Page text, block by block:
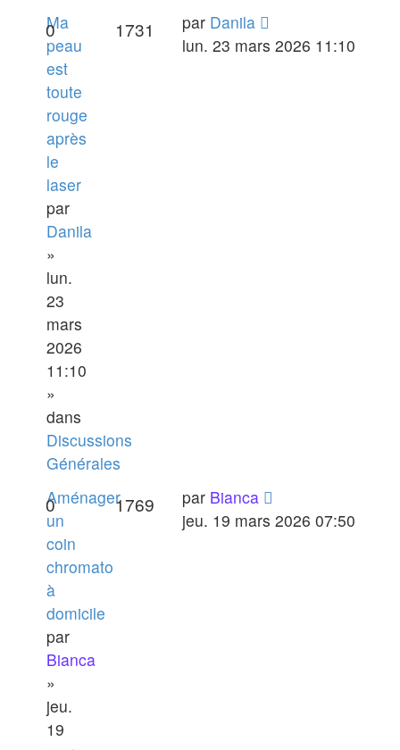
Ma
peau
est
toute
rouge
après
le
laser
par
Danila
»
lun.
23
mars
2026
11:10
»
dans
Discussions
Générales
0 1731 par Danila
lun. 23 mars 2026 11:10
Aménager
un
coin
chromato
à
domicile
par
Bianca
»
jeu.
19
0 1769 par Bianca
jeu. 19 mars 2026 07:50